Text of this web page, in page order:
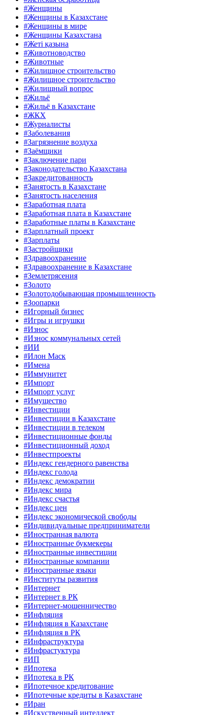
#Женщины
#Женщины в Казахстане
#Женщины в мире
#Женщины Казахстана
#Жеті қазына
#Животноводство
#Животные
#Жилищное строительство
#Жилищное строительство
#Жилищный вопрос
#Жильё
#Жильё в Казахстане
#ЖКХ
#Журналисты
#Заболевания
#Загрязнение воздуха
#Заёмщики
#Заключение пари
#Законодательство Казахстана
#Закредитованность
#Занятость в Казахстане
#Занятость населения
#Заработная плата
#Заработная плата в Казахстане
#Заработные платы в Казахстане
#Зарплатный проект
#Зарплаты
#Застройщики
#Здравоохранение
#Здравоохранение в Казахстане
#Землетрясения
#Золото
#Золотодобывающая промышленность
#Зоопарки
#Игорный бизнес
#Игры и игрушки
#Износ
#Износ коммунальных сетей
#ИИ
#Илон Маск
#Имена
#Иммунитет
#Импорт
#Импорт услуг
#Имущество
#Инвестиции
#Инвестиции в Казахстане
#Инвестиции в телеком
#Инвестиционные фонды
#Инвестиционный доход
#Инвестпроекты
#Индекс гендерного равенства
#Индекс голода
#Индекс демократии
#Индекс мира
#Индекс счастья
#Индекс цен
#Индекс экономической свободы
#Индивидуальные предприниматели
#Иностранная валюта
#Иностранные букмекеры
#Иностранные инвестиции
#Иностранные компании
#Иностранные языки
#Институты развития
#Интернет
#Интернет в РК
#Интернет-мошенничество
#Инфляция
#Инфляция в Казахстане
#Инфляция в РК
#Инфраструктура
#Инфрастуктура
#ИП
#Ипотека
#Ипотека в РК
#Ипотечное кредитование
#Ипотечные кредиты в Казахстане
#Иран
#Искуственный интеллект